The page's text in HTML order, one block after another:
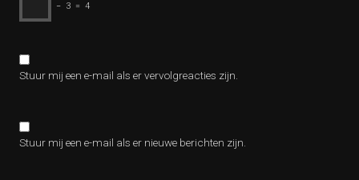
− 3 = 4
Stuur mij een e-mail als er vervolgreacties zijn.
Stuur mij een e-mail als er nieuwe berichten zijn.